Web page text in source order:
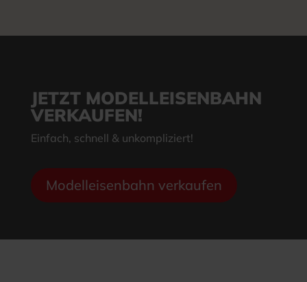
JETZT MODELLEISENBAHN
VERKAUFEN!
Einfach, schnell & unkompliziert!
Modelleisenbahn verkaufen